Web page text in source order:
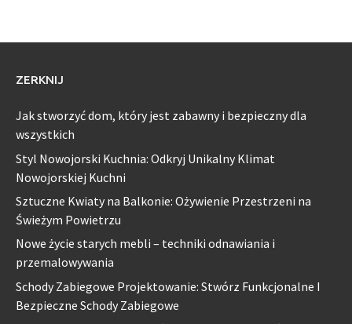
ZERKNIJ
Jak stworzyć dom, który jest zabawny i bezpieczny dla
wszystkich
Styl Nowojorski Kuchnia: Odkryj Unikalny Klimat
Nowojorskiej Kuchni
Sztuczne Kwiaty na Balkonie: Ożywienie Przestrzeni na
Świeżym Powietrzu
Nowe życie starych mebli – techniki odnawiania i
przemalowywania
Schody Zabiegowe Projektowanie: Stwórz Funkcjonalne I
Bezpieczne Schody Zabiegowe